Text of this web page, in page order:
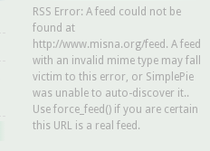
RSS Error: A feed could not be
found at
http://www.misna.org/feed. A feed
with an invalid mime type may fall
victim to this error, or SimplePie
was unable to auto-discover it..
Use force_feed() if you are certain
this URL is a real feed.